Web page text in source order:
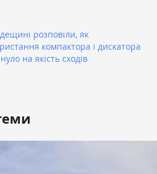
розповіли, як
компактора і дискатора
на якість сходів